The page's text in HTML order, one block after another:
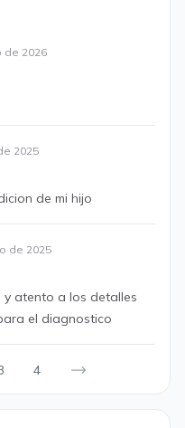
de 2026
2025
de mi hijo
de 2025
y atento a los detalles
el diagnostico
4